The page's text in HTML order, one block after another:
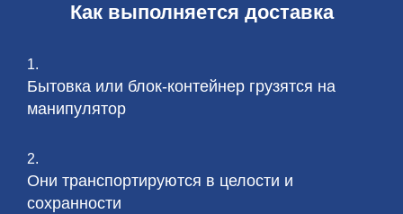
Как выполняется доставка
1.
Бытовка или блок-контейнер грузятся на
манипулятор
2.
Они транспортируются в целости и
сохранности